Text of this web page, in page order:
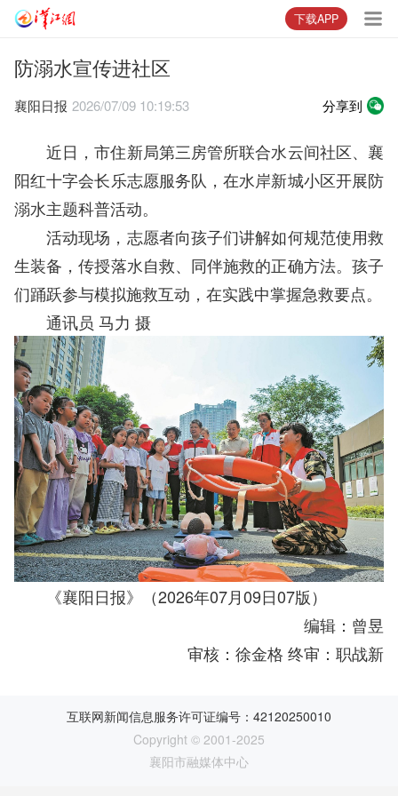
下载APP
防溺水宣传进社区
襄阳日报 2026/07/09 10:19:53 分享到
近日，市住新局第三房管所联合水云间社区、襄
阳红十字会长乐志愿服务队，在水岸新城小区开展防
溺水主题科普活动。
活动现场，志愿者向孩子们讲解如何规范使用救
生装备，传授落水自救、同伴施救的正确方法。孩子
们踊跃参与模拟施救互动，在实践中掌握急救要点。
通讯员 马力 摄
《襄阳日报》（2026年07月09日07版）
编辑：曾昱
审核：徐金格 终审：职战新
互联网新闻信息服务许可证编号：42120250010
Copyright © 2001-2025
襄阳市融媒体中心